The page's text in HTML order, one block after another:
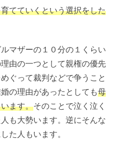
てていくという選択をした
マザーの１０分の１くらい
由の一つとして親権の優先
ぐって裁判などで争うこと
の理由があったとしても母
ます。そのことで泣く泣く
も大勢います。逆にそんな
た人もいます。